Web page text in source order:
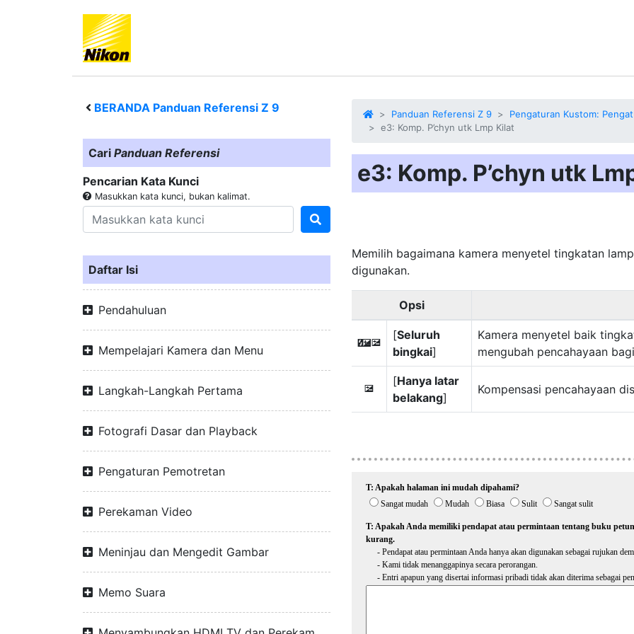
BERANDA Panduan Referensi Z 9
Cari Panduan Referensi
Pencarian Kata Kunci
Masukkan kata kunci, bukan kalimat.
Daftar Isi
Pendahuluan
Mempelajari Kamera dan Menu
Langkah-Langkah Pertama
Fotografi Dasar dan Playback
Pengaturan Pemotretan
Perekaman Video
Meninjau dan Mengedit Gambar
Memo Suara
Panduan Referensi Z 9
Pengaturan Kustom:
e3: Komp. P’chyn utk Lmp Kilat
e3: Komp. P’chyn utk
Memilih bagaimana kamera menyetel tingkatan
digunakan.
Opsi
YE
[Seluruh
bingkai]
Kamera menyetel baik
mengubah pencahayaan
E
[Hanya latar
belakang]
Kompensasi pencahayaan